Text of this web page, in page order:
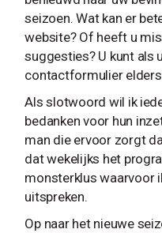
seizoen. Wat kan er
website? Of heeft u
suggesties? U kunt als
contactformulier
Als slotwoord wil ik
bedanken voor hun
man die ervoor zorgt
dat wekelijks het
monsterklus waarvoor
uitspreken.
Op naar het nieuwe